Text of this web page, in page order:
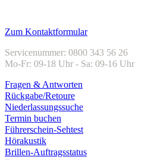
Zum Kontaktformular
Servicenummer: 0800 343 56 26
Mo-Fr: 09-18 Uhr - Sa: 09-16 Uhr
Fragen & Antworten
Rückgabe/Retoure
Niederlassungssuche
Termin buchen
Führerschein-Sehtest
Hörakustik
Brillen-Auftragsstatus